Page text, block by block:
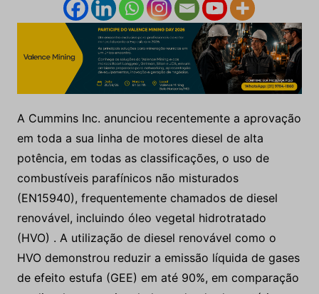
A Cummins Inc. anunciou recentemente a aprovação
em toda a sua linha de motores diesel de alta
potência, em todas as classificações, o uso de
combustíveis parafínicos não misturados
(EN15940), frequentemente chamados de diesel
renovável, incluindo óleo vegetal hidrotratado
(HVO) . A utilização de diesel renovável ​​como o
HVO demonstrou reduzir a emissão líquida de gases
de efeito estufa (GEE) em até 90%, em comparação